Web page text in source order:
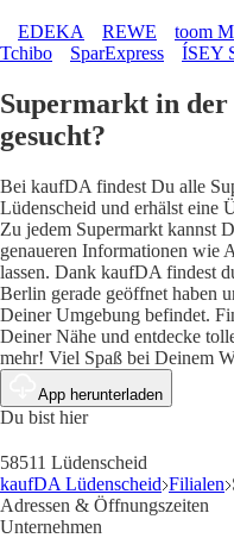
EDEKA REWE toom
Tchibo
SparExpress ÍSEY
Supermarkt in der
gesucht?
Bei kaufDA findest Du alle
Lüdenscheid und erhälst eine
Zu jedem Supermarkt kannst
genaueren Informationen wie
lassen. Dank kaufDA findest
Berlin gerade geöffnet haben
Deiner Umgebung befindet.
Deiner Nähe und entdecke
mehr! Viel Spaß bei Deinem
App herunterladen
Du bist hier
58511 Lüdenscheid
kaufDA Lüdenscheid Filialen
Adressen & Öffnungszeiten
Unternehmen